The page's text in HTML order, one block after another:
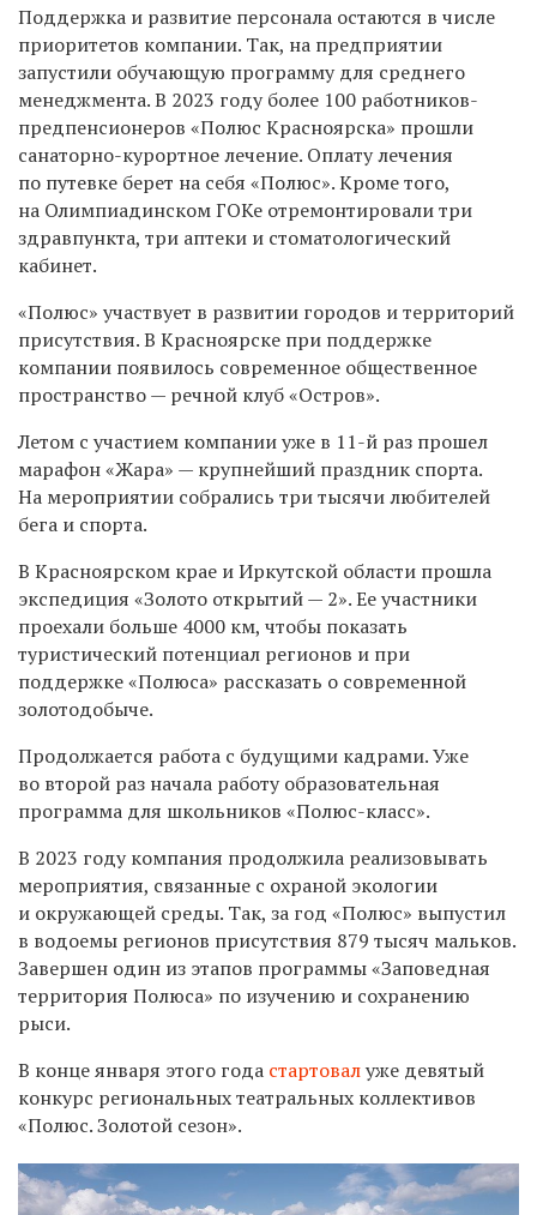
Поддержка и развитие персонала остаются в числе
приоритетов компании. Так, на предприятии
запустили обучающую программу для среднего
менеджмента. В 2023 году более 100 работников-
предпенсионеров «Полюс Красноярска» прошли
санаторно-курортное лечение. Оплату лечения
по путевке берет на себя «Полюс». Кроме того,
на Олимпиадинском ГОКе отремонтировали три
здравпункта, три аптеки и стоматологический
кабинет.
«Полюс» участвует в развитии городов и территорий
присутствия. В Красноярске при поддержке
компании появилось современное общественное
пространство — речной клуб «Остров».
Летом с участием компании уже в 11-й раз прошел
марафон «Жара» — крупнейший праздник спорта.
На мероприятии собрались три тысячи любителей
бега и спорта.
В Красноярском крае и Иркутской области прошла
экспедиция «Золото открытий — 2». Ее участники
проехали больше 4000 км, чтобы показать
туристический потенциал регионов и при
поддержке «Полюса» рассказать о современной
золотодобыче.
Продолжается работа с будущими кадрами. Уже
во второй раз начала работу образовательная
программа для школьников «Полюс-класс».
В 2023 году компания продолжила реализовывать
мероприятия, связанные с охраной экологии
и окружающей среды. Так, за год «Полюс» выпустил
в водоемы регионов присутствия 879 тысяч мальков.
Завершен один из этапов программы «Заповедная
территория Полюса» по изучению и сохранению
рыси.
В конце января этого года стартовалуже девятый
конкурс региональных театральных коллективов
«Полюс. Золотой сезон».